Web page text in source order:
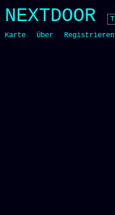
content
NEXTDOOR
Karte
Über Registrieren